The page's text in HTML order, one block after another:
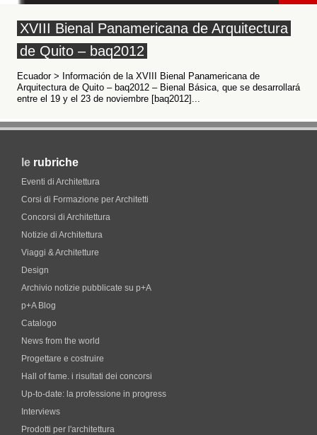
XVIII Bienal Panamericana de Arquitectura
de Quito – baq2012
Ecuador > Información de la XVIII Bienal Panamericana de
Arquitectura de Quito – baq2012 – Bienal Básica, que se desarrollará
entre el 19 y el 23 de noviembre [baq2012]...
le rubriche
Eventi di Architettura
Corsi di Formazione per Architetti
Concorsi di Architettura
Notizie di Architettura
Viaggi & Architetture
Design
Archivio notizie pubblicate su p+A
p+A Blog
Catalogo
News from the world
Progettare e costruire
Hall of fame. i risultati dei concorsi
Up-to-date: la professione in progress
Interviews
Prodotti per l'architettura